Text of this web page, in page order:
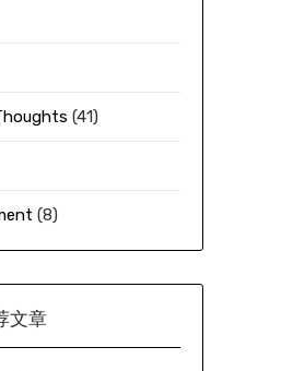
(41)
(8)
文章